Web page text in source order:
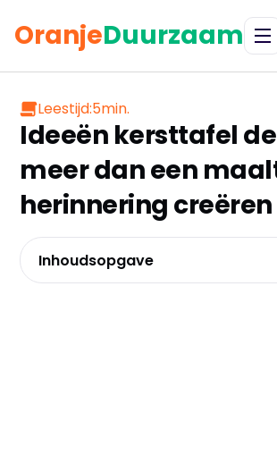
OranjeDuurzaam
Leestijd:5min.
Ideeën kersttafel
meer dan een
herinnering creëren
Inhoudsopgave